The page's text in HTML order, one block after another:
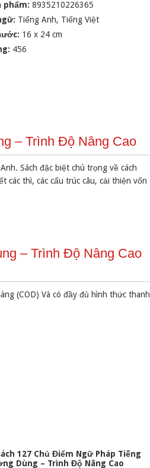
phẩm:8935210226365
Tiếng Anh, Tiếng Việt
16 x 24 cm
456
– Trình Độ Nâng Cao
Sách đặc biệt chú trọng về cách
thì, các cấu trúc câu, cải thiện vốn
– Trình Độ Nâng Cao
(COD) Và có đầy đủ hình thức thanh
127 Chủ Điểm Ngữ Pháp Tiếng
Dùng – Trình Độ Nâng Cao